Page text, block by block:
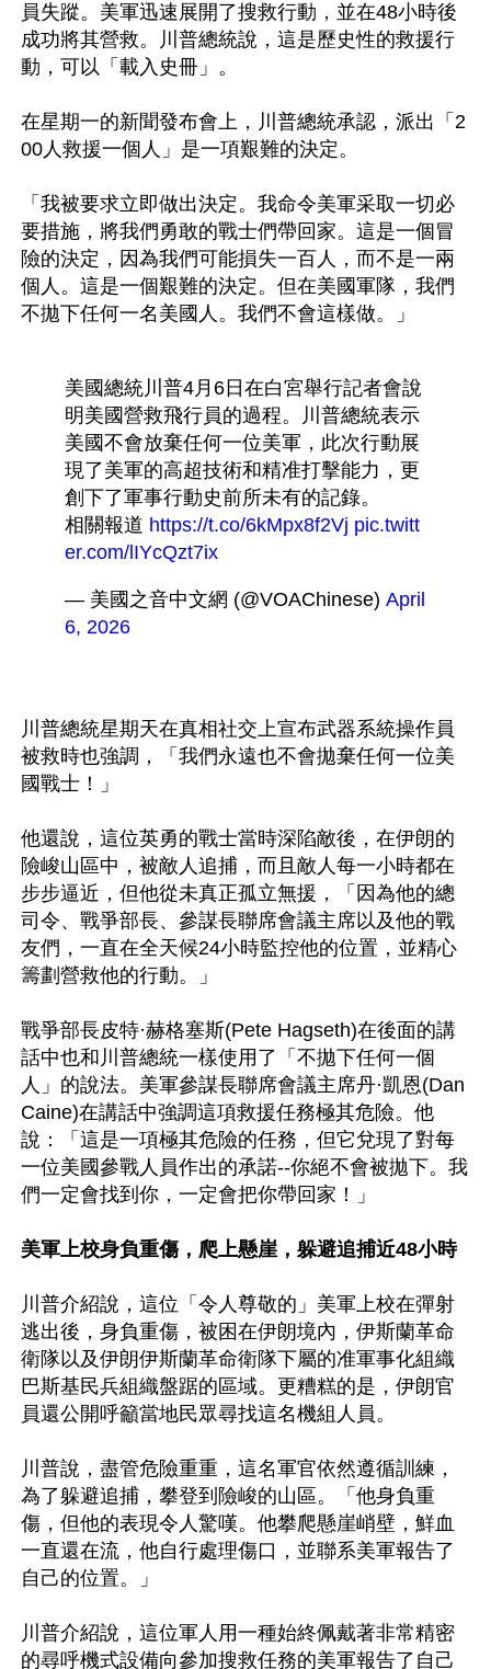
員失蹤。美軍迅速展開了搜救行動，並在48小時後
成功將其營救。川普總統說，這是歷史性的救援行
動，可以「載入史冊」。
在星期一的新聞發布會上，川普總統承認，派出「2
00人救援一個人」是一項艱難的決定。
「我被要求立即做出決定。我命令美軍采取一切必
要措施，將我們勇敢的戰士們帶回家。這是一個冒
險的決定，因為我們可能損失一百人，而不是一兩
個人。這是一個艱難的決定。但在美國軍隊，我們
不拋下任何一名美國人。我們不會這樣做。」
美國總統川普4月6日在白宮舉行記者會說
明美國營救飛行員的過程。川普總統表示
美國不會放棄任何一位美軍，此次行動展
現了美軍的高超技術和精准打擊能力，更
創下了軍事行動史前所未有的記錄。
相關報道 https://t.co/6kMpx8f2Vj pic.twitt
er.com/lIYcQzt7ix
— 美國之音中文網 (@VOAChinese) April
6, 2026
川普總統星期天在真相社交上宣布武器系統操作員
被救時也強調，「我們永遠也不會拋棄任何一位美
國戰士！」
他還說，這位英勇的戰士當時深陷敵後，在伊朗的
險峻山區中，被敵人追捕，而且敵人每一小時都在
步步逼近，但他從未真正孤立無援，「因為他的總
司令、戰爭部長、參謀長聯席會議主席以及他的戰
友們，一直在全天候24小時監控他的位置，並精心
籌劃營救他的行動。」
戰爭部長皮特·赫格塞斯(Pete Hagseth)在後面的講
話中也和川普總統一樣使用了「不拋下任何一個
人」的說法。美軍參謀長聯席會議主席丹·凱恩(Dan
Caine)在講話中強調這項救援任務極其危險。他
說：「這是一項極其危險的任務，但它兌現了對每
一位美國參戰人員作出的承諾--你絕不會被拋下。我
們一定會找到你，一定會把你帶回家！」
美軍上校身負重傷，爬上懸崖，躲避追捕近48小時
川普介紹說，這位「令人尊敬的」美軍上校在彈射
逃出後，身負重傷，被困在伊朗境內，伊斯蘭革命
衛隊以及伊朗伊斯蘭革命衛隊下屬的准軍事化組織
巴斯基民兵組織盤踞的區域。更糟糕的是，伊朗官
員還公開呼籲當地民眾尋找這名機組人員。
川普說，盡管危險重重，這名軍官依然遵循訓練，
為了躲避追捕，攀登到險峻的山區。「他身負重
傷，但他的表現令人驚嘆。他攀爬懸崖峭壁，鮮血
一直還在流，他自行處理傷口，並聯系美軍報告了
自己的位置。」
川普介紹說，這位軍人用一種始終佩戴著非常精密
的尋呼機式設備向參加搜救任務的美軍報告了自己